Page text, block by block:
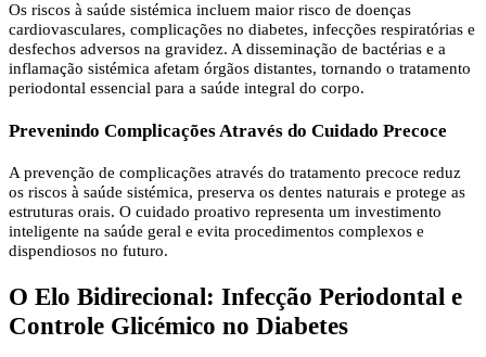
Os riscos à saúde sistémica incluem maior risco de doenças
cardiovasculares, complicações no diabetes, infecções respiratórias e
desfechos adversos na gravidez. A disseminação de bactérias e a
inflamação sistémica afetam órgãos distantes, tornando o tratamento
periodontal essencial para a saúde integral do corpo.
Prevenindo Complicações Através do Cuidado Precoce
A prevenção de complicações através do tratamento precoce reduz
os riscos à saúde sistémica, preserva os dentes naturais e protege as
estruturas orais. O cuidado proativo representa um investimento
inteligente na saúde geral e evita procedimentos complexos e
dispendiosos no futuro.
O Elo Bidirecional: Infecção Periodontal e
Controle Glicémico no Diabetes